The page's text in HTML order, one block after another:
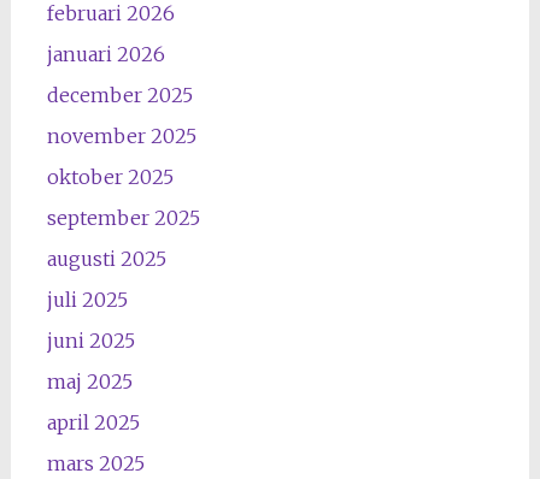
februari 2026
januari 2026
december 2025
november 2025
oktober 2025
september 2025
augusti 2025
juli 2025
juni 2025
maj 2025
april 2025
mars 2025